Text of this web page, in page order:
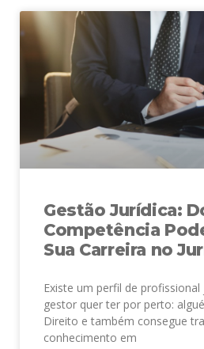
Gestão Jurídica:
Competência
Sua Carreira no
Existe um perfil de
gestor quer ter por perto:
Direito e também consegue
conhecimento em